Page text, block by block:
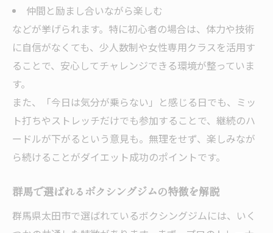
仲間と励まし合いながら楽しむ
などが挙げられます。特に初心者の場合は、体力や技術
に自信がなくても、少人数制や女性専用クラスを活用す
ることで、安心してチャレンジできる環境が整っていま
す。
また、「今日は気分が乗らない」と感じる日でも、ミッ
ト打ちやストレッチだけでも参加することで、継続のハ
ードルが下がるという意見も。無理をせず、楽しみなが
ら続けることがダイエット成功のポイントです。
群馬で選ばれるボクシングジムの特徴を解説
群馬県太田市で選ばれているボクシングジムには、いく